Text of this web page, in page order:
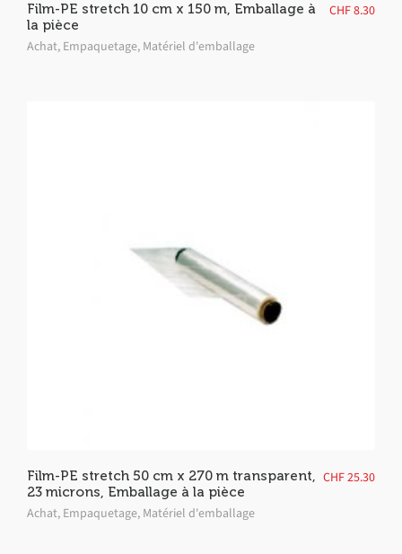
Film-PE stretch 10 cm x 150 m, Emballage à
la pièce
Achat, Empaquetage, Matériel d'emballage
CHF8.30
Film-PE stretch 50 cm x 270 m transparent,
23 microns, Emballage à la pièce
Achat, Empaquetage, Matériel d'emballage
CHF25.30